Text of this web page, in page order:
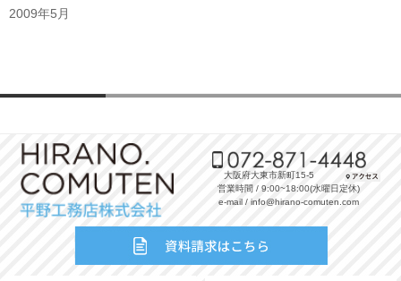
2009年5月
大阪府大東市新町15-5
営業時間 / 9:00~18:00(水曜日定休)
e-mail / info@hirano-comuten.com